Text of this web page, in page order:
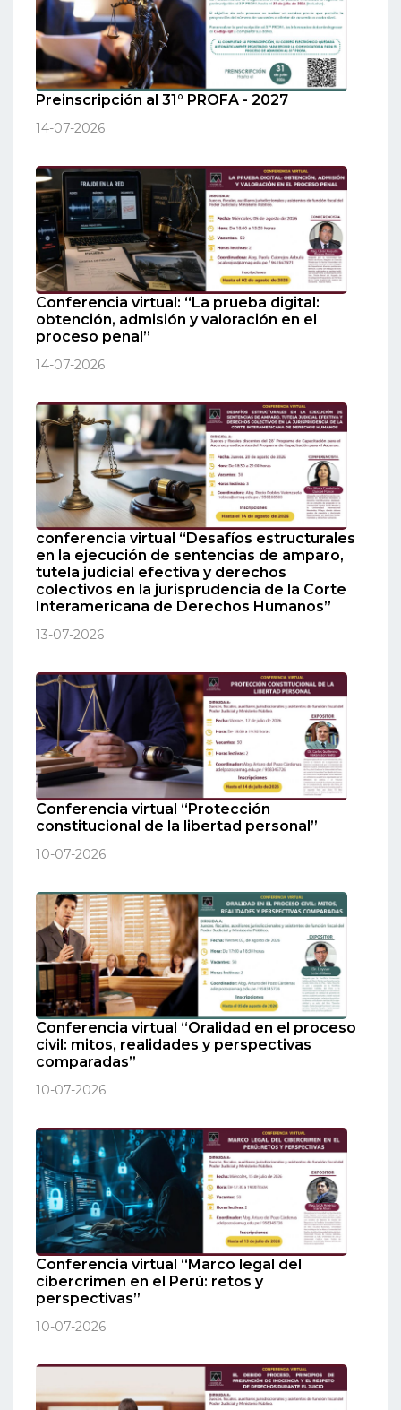
Preinscripción al 31° PROFA - 2027
14-07-2026
Conferencia virtual: “La prueba digital:
obtención, admisión y valoración en el
proceso penal”
14-07-2026
conferencia virtual “Desafíos estructurales
en la ejecución de sentencias de amparo,
tutela judicial efectiva y derechos
colectivos en la jurisprudencia de la Corte
Interamericana de Derechos Humanos”
13-07-2026
Conferencia virtual “Protección
constitucional de la libertad personal”
10-07-2026
Conferencia virtual “Oralidad en el proceso
civil: mitos, realidades y perspectivas
comparadas”
10-07-2026
Conferencia virtual “Marco legal del
cibercrimen en el Perú: retos y
perspectivas”
10-07-2026